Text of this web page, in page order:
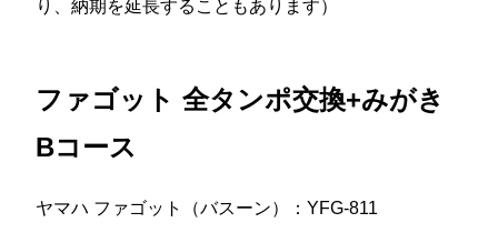
り、納期を延長することもあります）
ファゴット 全タンポ交換+みがき
Bコース
ヤマハ ファゴット（バスーン）：YFG-811